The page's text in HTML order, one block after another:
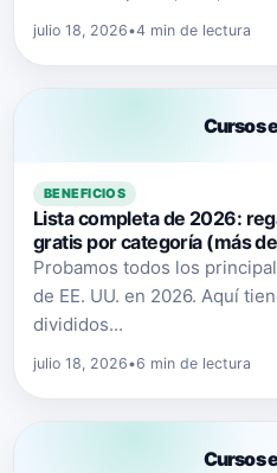
julio 18, 2026•4 min de lectura
Cursos
BENEFICIOS
Lista completa de 2026:
gratis por categoría (más
Probamos todos los
de EE. UU. en 2026. Aquí
divididos...
julio 18, 2026•6 min de lectura
Cursos